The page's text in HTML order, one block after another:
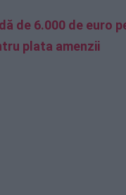
de 6.000 de euro
plata amenzii